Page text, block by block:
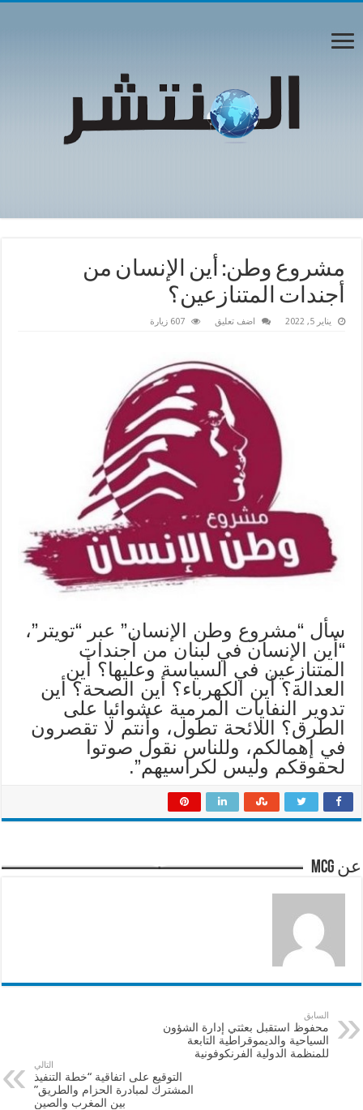
مشروع وطن: أين الإنسان من
أجندات المتنازعين؟
يناير 5, 2022 اضف تعليق 607 زيارة
سأل “مشروع وطن الإنسان” عبر “تويتر”،
“أين الإنسان في لبنان من أجندات
المتنازعين في السياسة وعليها؟ أين
العدالة؟ أين الكهرباء؟ أين الصحة؟ أين
تدوير النفايات المرمية عشوائيا على
الطرق؟ اللائحة تطول، وأنتم لا تقصرون
في إهمالكم، وللناس نقول صوتوا
لحقوقكم وليس لكراسيهم”.
عن mcg
السابق
محفوظ استقبل بعثتي إدارة الشؤون
السياحية والديموقراطية التابعة
للمنظمة الدولية الفرنكوفونية
التالي
التوقيع على اتفاقية “خطة التنفيذ
المشترك لمبادرة الحزام والطريق”
بين المغرب والصين